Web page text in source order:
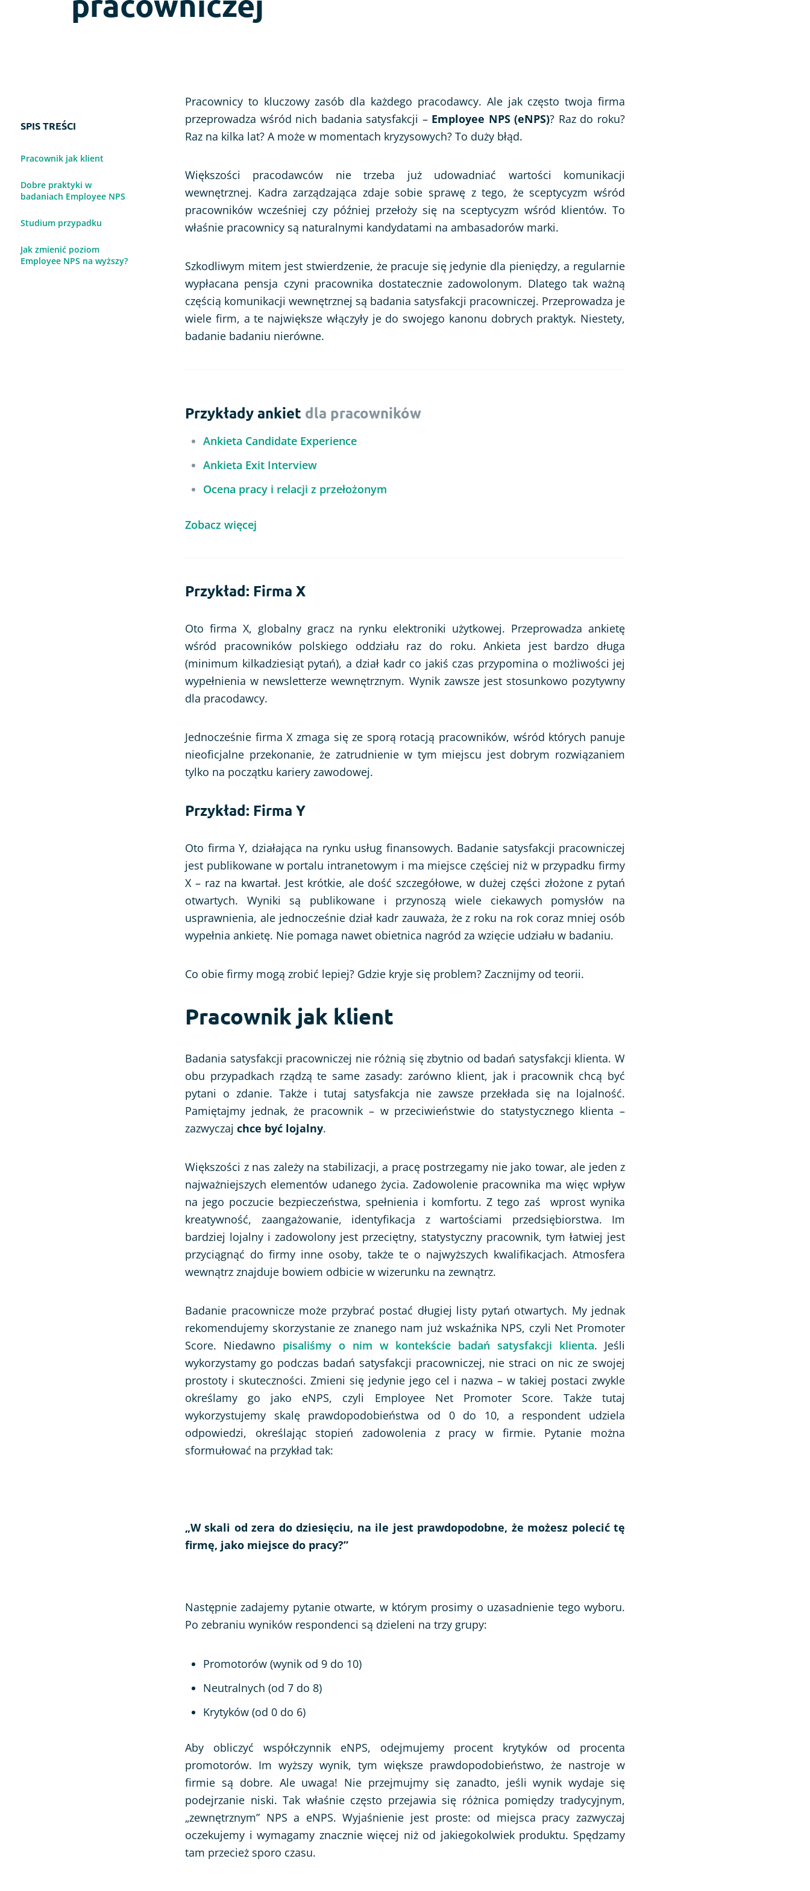
Ocena strony www
SPIS TREŚCI
Pracownik jak klient
Dobre praktyki w
badaniach Employee NPS
Studium przypadku
Jak zmienić poziom
Employee NPS na wyższy?
Pracownicy to kluczowy zasób dla każdego pracodawcy. Ale jak często twoja firma
przeprowadza wśród nich badania satysfakcji – Employee NPS (eNPS)? Raz do roku?
Raz na kilka lat? A może w momentach kryzysowych? To duży błąd.
Większości pracodawców nie trzeba już udowadniać wartości komunikacji
wewnętrznej. Kadra zarządzająca zdaje sobie sprawę z tego, że sceptycyzm wśród
pracowników wcześniej czy później przełoży się na sceptycyzm wśród klientów. To
właśnie pracownicy są naturalnymi kandydatami na ambasadorów marki.
Szkodliwym mitem jest stwierdzenie, że pracuje się jedynie dla pieniędzy, a regularnie
wypłacana pensja czyni pracownika dostatecznie zadowolonym. Dlatego tak ważną
częścią komunikacji wewnętrznej są badania satysfakcji pracowniczej. Przeprowadza je
wiele firm, a te największe włączyły je do swojego kanonu dobrych praktyk. Niestety,
badanie badaniu nierówne.
Przykłady ankiet dla pracowników
Ankieta Candidate Experience
Ankieta Exit Interview
Ocena pracy i relacji z przełożonym
Zobacz więcej
Przykład: Firma X
Oto firma X, globalny gracz na rynku elektroniki użytkowej. Przeprowadza ankietę
wśród pracowników polskiego oddziału raz do roku. Ankieta jest bardzo długa
(minimum kilkadziesiąt pytań), a dział kadr co jakiś czas przypomina o możliwości jej
wypełnienia w newsletterze wewnętrznym. Wynik zawsze jest stosunkowo pozytywny
dla pracodawcy.
Jednocześnie firma X zmaga się ze sporą rotacją pracowników, wśród których panuje
nieoficjalne przekonanie, że zatrudnienie w tym miejscu jest dobrym rozwiązaniem
tylko na początku kariery zawodowej.
Przykład: Firma Y
Oto firma Y, działająca na rynku usług finansowych. Badanie satysfakcji pracowniczej
jest publikowane w portalu intranetowym i ma miejsce częściej niż w przypadku firmy
X – raz na kwartał. Jest krótkie, ale dość szczegółowe, w dużej części złożone z pytań
otwartych. Wyniki są publikowane i przynoszą wiele ciekawych pomysłów na
usprawnienia, ale jednocześnie dział kadr zauważa, że z roku na rok coraz mniej osób
wypełnia ankietę. Nie pomaga nawet obietnica nagród za wzięcie udziału w badaniu.
Co obie firmy mogą zrobić lepiej? Gdzie kryje się problem? Zacznijmy od teorii.
Pracownik jak klient
Badania satysfakcji pracowniczej nie różnią się zbytnio od badań satysfakcji klienta. W
obu przypadkach rządzą te same zasady: zarówno klient, jak i pracownik chcą być
pytani o zdanie. Także i tutaj satysfakcja nie zawsze przekłada się na lojalność.
Pamiętajmy jednak, że pracownik – w przeciwieństwie do statystycznego klienta –
zazwyczaj chce być lojalny.
Większości z nas zależy na stabilizacji, a pracę postrzegamy nie jako towar, ale jeden z
najważniejszych elementów udanego życia. Zadowolenie pracownika ma więc wpływ
na jego poczucie bezpieczeństwa, spełnienia i komfortu. Z tego zaś wprost wynika
kreatywność, zaangażowanie, identyfikacja z wartościami przedsiębiorstwa. Im
bardziej lojalny i zadowolony jest przeciętny, statystyczny pracownik, tym łatwiej jest
przyciągnąć do firmy inne osoby, także te o najwyższych kwalifikacjach. Atmosfera
wewnątrz znajduje bowiem odbicie w wizerunku na zewnątrz.
Badanie pracownicze może przybrać postać długiej listy pytań otwartych. My jednak
rekomendujemy skorzystanie ze znanego nam już wskaźnika NPS, czyli Net Promoter
Score. Niedawno pisaliśmy o nim w kontekście badań satysfakcji klienta. Jeśli
wykorzystamy go podczas badań satysfakcji pracowniczej, nie straci on nic ze swojej
prostoty i skuteczności. Zmieni się jedynie jego cel i nazwa – w takiej postaci zwykle
określamy go jako eNPS, czyli Employee Net Promoter Score. Także tutaj
wykorzystujemy skalę prawdopodobieństwa od 0 do 10, a respondent udziela
odpowiedzi, określając stopień zadowolenia z pracy w firmie. Pytanie można
sformułować na przykład tak:
„W skali od zera do dziesięciu, na ile jest prawdopodobne, że możesz polecić tę
firmę, jako miejsce do pracy?”
Następnie zadajemy pytanie otwarte, w którym prosimy o uzasadnienie tego wyboru.
Po zebraniu wyników respondenci są dzieleni na trzy grupy:
Promotorów (wynik od 9 do 10)
Neutralnych (od 7 do 8)
Krytyków (od 0 do 6)
Aby obliczyć współczynnik eNPS, odejmujemy procent krytyków od procenta
promotorów. Im wyższy wynik, tym większe prawdopodobieństwo, że nastroje w
firmie są dobre. Ale uwaga! Nie przejmujmy się zanadto, jeśli wynik wydaje się
podejrzanie niski. Tak właśnie często przejawia się różnica pomiędzy tradycyjnym,
„zewnętrznym” NPS a eNPS. Wyjaśnienie jest proste: od miejsca pracy zazwyczaj
oczekujemy i wymagamy znacznie więcej niż od jakiegokolwiek produktu. Spędzamy
tam przecież sporo czasu.